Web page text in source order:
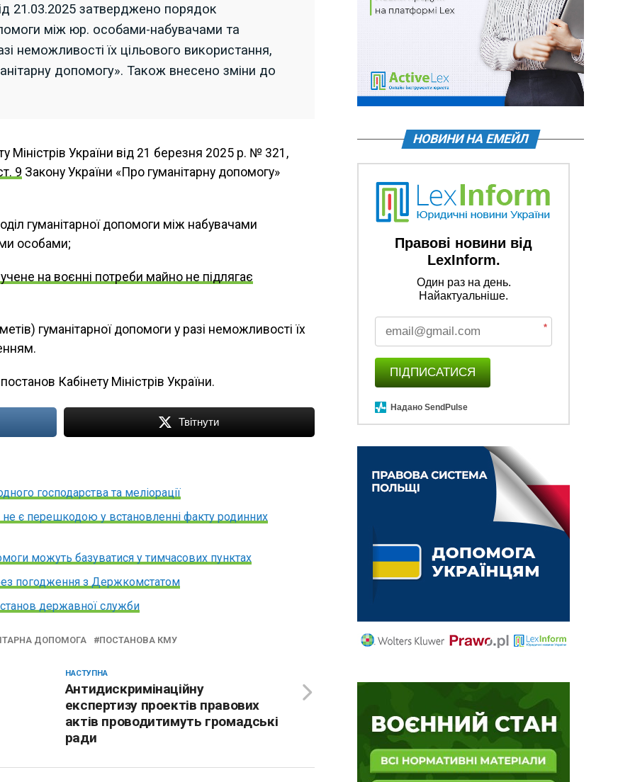
21.03.2025 затверджено порядок
між юр. особами-набувачами та
неможливості їх цільового використання,
допомогу». Також внесено зміни до
Міністрів України від 21 березня 2025 р. № 321,
9 Закону України «Про гуманітарну допомогу»
гуманітарної допомоги між набувачами
особами;
на воєнні потреби майно не підлягає
гуманітарної допомоги у разі неможливості їх
Кабінету Міністрів України.
Твітнути
господарства та меліорації
не є перешкодою у встановленні факту родинних
можуть базуватися у тимчасових пунктах
погодження з Держкомстатом
державної служби
ДОПОМОГА ПОСТАНОВА КМУ
НАСТУПНА
Антидискримінаційну
експертизу проектів правових
актів проводитимуть громадські
ради
НОВИНИ НА ЕМЕЙЛ
Правові новини від
LexInform.
Один раз на день.
Найактуальніше.
*
ПІДПИСАТИСЯ
Надано SendPulse